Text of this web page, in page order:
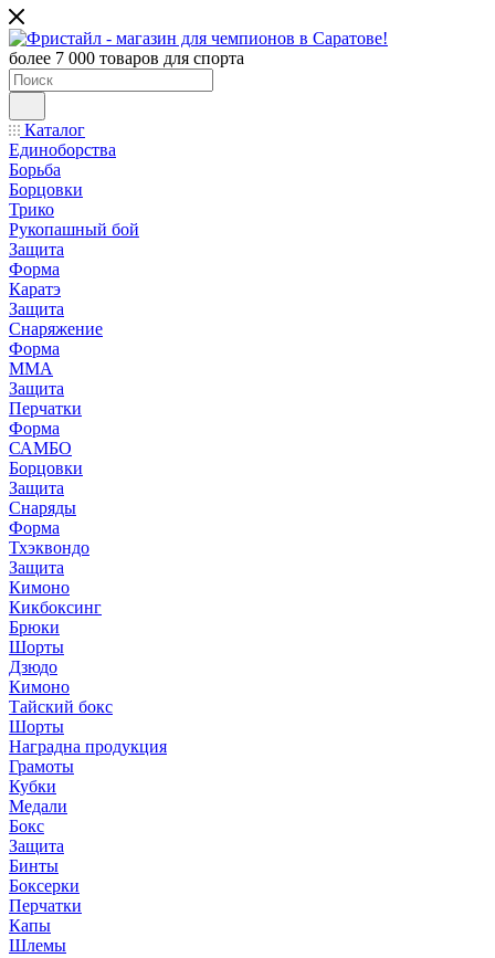
более 7 000 товаров для спорта
Каталог
Единоборства
Борьба
Борцовки
Трико
Рукопашный бой
Защита
Форма
Каратэ
Защита
Снаряжение
Форма
ММА
Защита
Перчатки
Форма
САМБО
Борцовки
Защита
Снаряды
Форма
Тхэквондо
Защита
Кимоно
Кикбоксинг
Брюки
Шорты
Дзюдо
Кимоно
Тайский бокс
Шорты
Наградна продукция
Грамоты
Кубки
Медали
Бокс
Защита
Бинты
Боксерки
Перчатки
Капы
Шлемы